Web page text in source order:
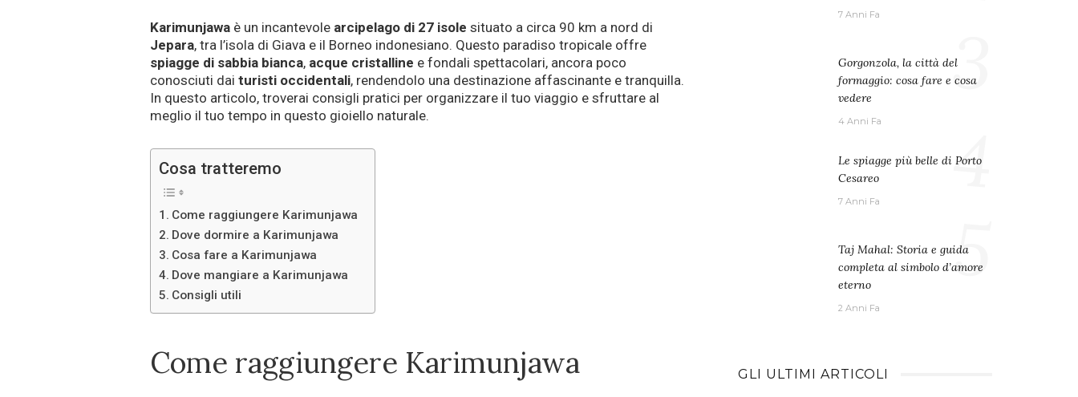
Karimunjawa è un incantevole arcipelago di 27 isole situato a circa 90 km a nord di
Jepara, tra l’isola di Giava e il Borneo indonesiano. Questo paradiso tropicale offre
spiagge di sabbia bianca, acque cristalline e fondali spettacolari, ancora poco
conosciuti dai turisti occidentali, rendendolo una destinazione affascinante e tranquilla.
In questo articolo, troverai consigli pratici per organizzare il tuo viaggio e sfruttare al
meglio il tuo tempo in questo gioiello naturale.
Cosa tratteremo
Come raggiungere Karimunjawa
Dove dormire a Karimunjawa
Cosa fare a Karimunjawa
Dove mangiare a Karimunjawa
Consigli utili
Come raggiungere Karimunjawa
7 Anni Fa
Gorgonzola, la città del
formaggio: cosa fare e cosa
vedere
4 Anni Fa
3
Le spiagge più belle di Porto
Cesareo
7 Anni Fa 4
Taj Mahal: Storia e guida
completa al simbolo d’amore
eterno
2 Anni Fa
5
GLI ULTIMI ARTICOLI